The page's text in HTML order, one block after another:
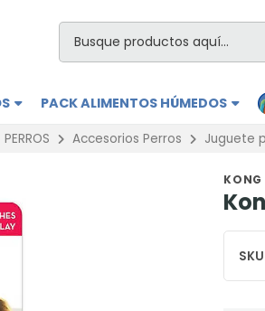
PACK ALIMENTOS HÚMEDOS
PERROS Accesorios Perros Juguete
KONG